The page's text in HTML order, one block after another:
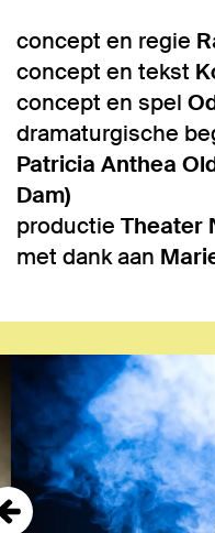
concept en regie
concept en tekst
concept en spel
dramaturgische
Patricia Anthea
Dam)
productie Theater
met dank aan
Overslaan